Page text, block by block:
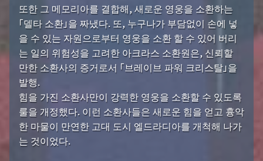
또한 그 메모리아를 결합해, 새로운 영웅을 소환하는
「델타 소환」을 짜냈다. 또, 누구나가 부담없이 손에 넣
을 수 있는 자원으로부터 영웅을 소환 할 수 있어 버리
는 일의 위험성을 고려한 아크라스 소환원은, 신뢰할
만한 소환사의 증거로서 「브레이브 파워 크리스탈」을
발행.
힘을 가진 소환사만이 강력한 영웅을 소환할 수 있도록
룰을 개정했다. 이런 소환사들은 새로운 힘을 얻고 흉악
한 마물이 만연한 고대 도시 엘드라디아를 개척해 나가
는 것이었다.